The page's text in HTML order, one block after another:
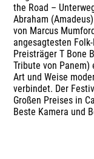
the Road –
Abraham
von Marcus
angesagtesten
Preisträger T Bone
Tribute von
Art und Weise
verbindet. Der
Großen Preises in
Beste Kamera und